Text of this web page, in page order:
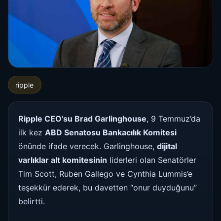
ripple
Ripple CEO’su Brad Garlinghouse, 9 Temmuz’da
ilk kez ABD Senatosu Bankacılık Komitesi
önünde ifade verecek. Garlinghouse, dijital
varlıklar alt komitesinin liderleri olan Senatörler
Tim Scott, Ruben Gallego ve Cynthia Lummis’e
teşekkür ederek, bu davetten “onur duyduğunu”
belirtti.